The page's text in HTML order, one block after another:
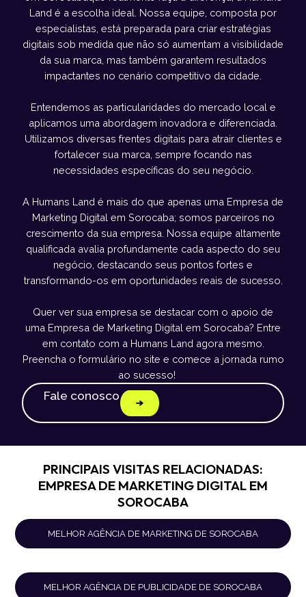
Land é a escolha ideal. Nossa equipe, composta por
especialistas, está preparada para criar estratégias
digitais sob medida que não só aumentam a visibilidade
da sua marca, mas também garantem resultados
impactantes no cenário competitivo da cidade.
Entendemos as particularidades do mercado local e
aplicamos uma abordagem inovadora e diferenciada.
Utilizamos diversas frentes digitais para atrair clientes e
fortalecer sua marca, sempre focando nas
necessidades específicas do seu negócio.
A Humans Land é mais do que apenas uma Empresa de
Marketing Digital em Sorocaba; somos parceiros no
crescimento da sua empresa. Nossa equipe altamente
qualificada avalia profundamente cada aspecto do seu
negócio, destacando seus pontos fortes e
transformando-os em oportunidades reais de sucesso.
Quer ver sua empresa se destacar com o apoio de
uma Empresa de Marketing Digital em Sorocaba? Entre
em contato com a Humans Land agora mesmo.
Preencha o formulário no site e comece a jornada rumo
ao sucesso!
Fale conosco
PRINCIPAIS VISITAS RELACIONADAS:
EMPRESA DE MARKETING DIGITAL EM
SOROCABA
MELHOR AGÊNCIA DE MARKETING DE SOROCABA
MELHOR AGÊNCIA DE PUBLICIDADE DE SOROCABA